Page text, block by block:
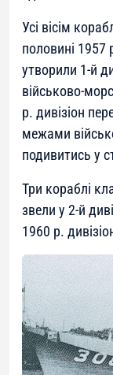
Усі вісім
половині 1957
утворили 1-й
військово-
р. дивізіон
межами
подивитись у
Три кораблі
звели у 2-й
1960 р.